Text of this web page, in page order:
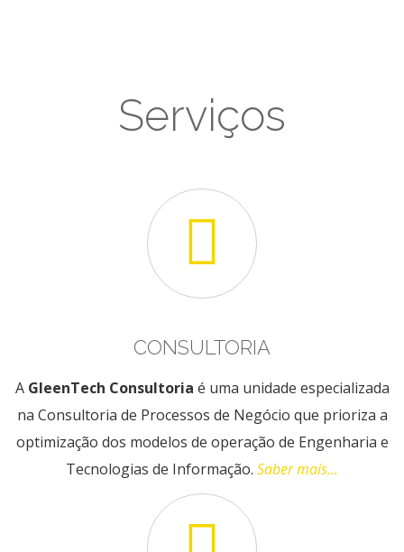
Serviços
CONSULTORIA
A GleenTech Consultoria é uma unidade especializada
na Consultoria de Processos de Negócio que prioriza a
optimização dos modelos de operação de Engenharia e
Tecnologias de Informação. Saber mais...